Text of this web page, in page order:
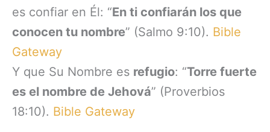
es confiar en Él: “En ti confiarán los que
conocen tu nombre” (Salmo 9:10). Bible
Gateway
Y que Su Nombre es refugio: “Torre fuerte
es el nombre de Jehová” (Proverbios
18:10). Bible Gateway